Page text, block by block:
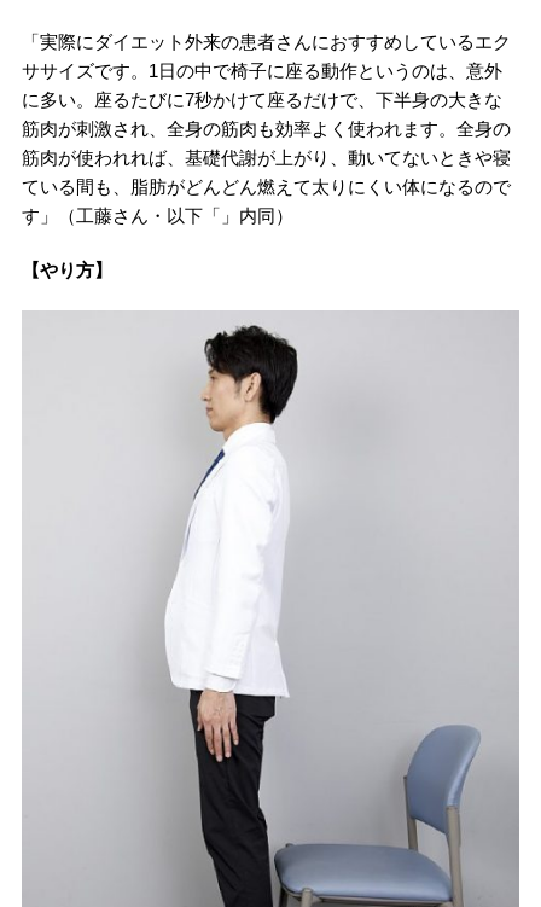
「実際にダイエット外来の患者さんにおすすめしているエク
ササイズです。1日の中で椅子に座る動作というのは、意外
に多い。座るたびに7秒かけて座るだけで、下半身の大きな
筋肉が刺激され、全身の筋肉も効率よく使われます。全身の
筋肉が使われれば、基礎代謝が上がり、動いてないときや寝
ている間も、脂肪がどんどん燃えて太りにくい体になるので
す」（工藤さん・以下「」内同）
【やり方】